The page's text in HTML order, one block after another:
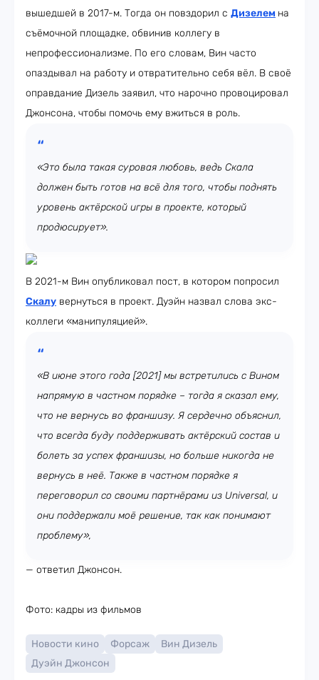
вышедшей в 2017-м. Тогда он повздорил с Дизелем на
съёмочной площадке, обвинив коллегу в
непрофессионализме. По его словам, Вин часто
опаздывал на работу и отвратительно себя вёл. В своё
оправдание Дизель заявил, что нарочно провоцировал
Джонсона, чтобы помочь ему вжиться в роль.
«Это была такая суровая любовь, ведь Скала
должен быть готов на всё для того, чтобы поднять
уровень актёрской игры в проекте, который
продюсирует».
В 2021-м Вин опубликовал пост, в котором попросил
Скалу вернуться в проект. Дуэйн назвал слова экс-
коллеги «манипуляцией».
«В июне этого года [2021] мы встретились с Вином
напрямую в частном порядке – тогда я сказал ему,
что не вернусь во франшизу. Я сердечно объяснил,
что всегда буду поддерживать актёрский состав и
болеть за успех франшизы, но больше никогда не
вернусь в неё. Также в частном порядке я
переговорил со своими партнёрами из Universal, и
они поддержали моё решение, так как понимают
проблему»,
— ответил Джонсон.
Фото: кадры из фильмов
Новости кино Форсаж
Вин Дизель
Дуэйн Джонсон